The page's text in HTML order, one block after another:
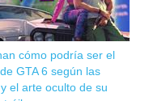
cómo podría ser el
GTA 6 según las
el arte oculto de su